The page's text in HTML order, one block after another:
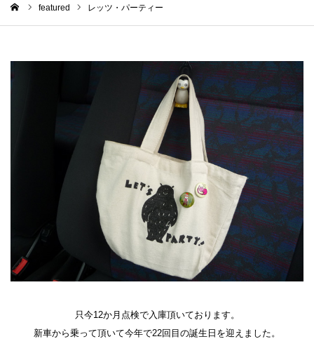
featured レッツ・パーティー
只今12か月点検で入庫頂いております。
新車から乗って頂いて今年で22回目の誕生日を迎えました。